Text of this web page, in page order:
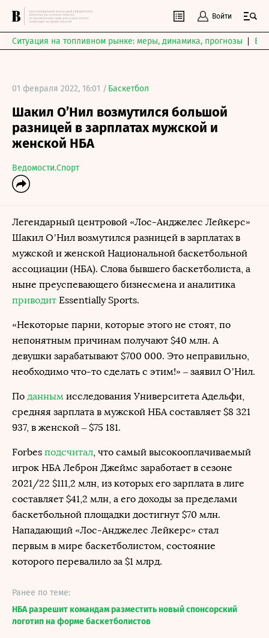
Войти
Ситуация на топливном рынке: меры, динамика, прогнозы
01 февраля 2022, 16:01 / Баскетбол
Шакил О’Нил возмутился большой
разницей в зарплатах мужской и
женской НБА
Ведомости.Спорт
Легендарный центровой «Лос-Анджелес Лейкерс»
Шакил О’Нил возмутился разницей в зарплатах в
мужской и женской Национальной баскетбольной
ассоциации (НБА). Слова бывшего баскетболиста, а
ныне преуспевающего бизнесмена и аналитика
приводит Essentially Sports.
«Некоторые парни, которые этого не стоят, по
непонятным причинам получают $40 млн. А
девушки зарабатывают $700 000. Это неправильно,
необходимо что-то сделать с этим!» – заявил О’Нил.
По данным исследования Университета Адельфи,
средняя зарплата в мужской НБА составляет $8 321
937, в женской – $75 181.
Forbes подсчитал, что самый высокооплачиваемый
игрок НБА Леброн Джеймс заработает в сезоне
2021/22 $111,2 млн, из которых его зарплата в лиге
составляет $41,2 млн, а его доходы за пределами
баскетбольной площадки достигнут $70 млн.
Нападающий «Лос-Анджелес Лейкерс» стал
первым в мире баскетболистом, состояние
которого перевалило за $1 млрд.
Ранее по теме:
НБА разрешит командам разместить новый спонсорский
логотип на форме баскетболистов